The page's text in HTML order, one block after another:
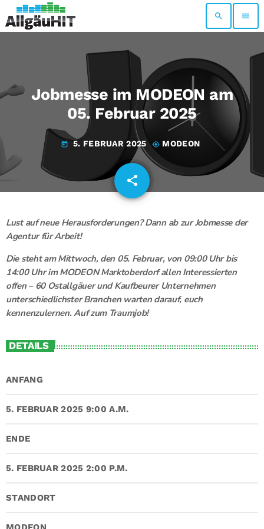
search menu
Jobmesse im MODEON am
05. Februar 2025
today 5. FEBRUAR 2025 my_location MODEON
share
email
Lust auf neue Herausforderungen? Dann ab zur Jobmesse der
Agentur für Arbeit!
Die steht am Mittwoch, den 05. Februar, von 09:00 Uhr bis
14:00 Uhr im MODEON Marktoberdorf allen Interessierten
offen – 60 Ostallgäuer und Kaufbeurer Unternehmen
unterschiedlichster Branchen warten darauf, euch
kennenzulernen. Auf zum Traumjob!
DETAILS
ANFANG
5. FEBRUAR 2025 9:00 A.M.
ENDE
5. FEBRUAR 2025 2:00 P.M.
STANDORT